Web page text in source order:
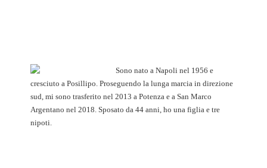
Sono nato a Napoli nel 1956 e
cresciuto a Posillipo. Proseguendo la lunga marcia in direzione
sud, mi sono trasferito nel 2013 a Potenza e a San Marco
Argentano nel 2018. Sposato da 44 anni, ho una figlia e tre
nipoti.